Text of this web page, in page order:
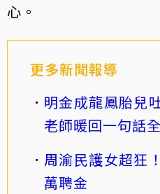
心。
更多新聞報導
明金成龍鳳胎兒
老師暖回一句話
周渝民護女超狂
萬聘金